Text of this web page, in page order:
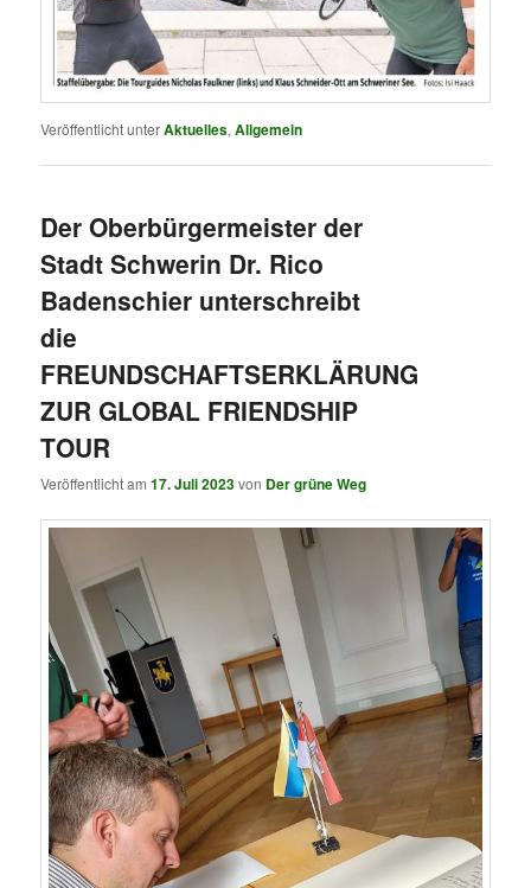
Veröffentlicht unterAktuelles,Allgemein
Der Oberbürgermeister der
Stadt Schwerin Dr. Rico
Badenschier unterschreibt
die
FREUNDSCHAFTSERKLÄRUNG
ZUR GLOBAL FRIENDSHIP
TOUR
Veröffentlicht am17. Juli 2023von Der grüne Weg